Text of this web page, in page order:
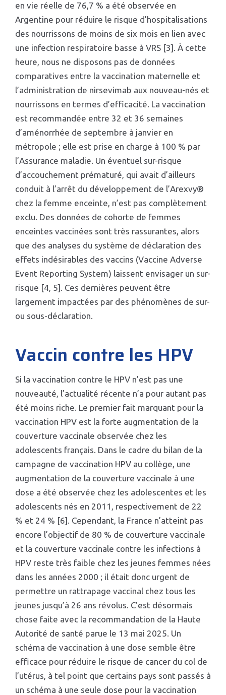
en vie réelle de 76,7 % a été observée en
Argentine pour réduire le risque d’hospitalisations
des nourrissons de moins de six mois en lien avec
une infection respiratoire basse à VRS [3]. À cette
heure, nous ne disposons pas de données
comparatives entre la vaccination maternelle et
l’administration de nirsevimab aux nouveau-nés et
nourrissons en termes d’efficacité. La vaccination
est recommandée entre 32 et 36 semaines
d’aménorrhée de septembre à janvier en
métropole ; elle est prise en charge à 100 % par
l’Assurance maladie. Un éventuel sur-risque
d’accouchement prématuré, qui avait d’ailleurs
conduit à l’arrêt du développement de l’Arexvy®
chez la femme enceinte, n’est pas complètement
exclu. Des données de cohorte de femmes
enceintes vaccinées sont très rassurantes, alors
que des analyses du système de déclaration des
effets indésirables des vaccins (Vaccine Adverse
Event Reporting System) laissent envisager un sur-
risque [4, 5]. Ces dernières peuvent être
largement impactées par des phénomènes de sur-
ou sous-déclaration.
Vaccin contre les HPV
Si la vaccination contre le HPV n’est pas une
nouveauté, l’actualité récente n’a pour autant pas
été moins riche. Le premier fait marquant pour la
vaccination HPV est la forte augmentation de la
couverture vaccinale observée chez les
adolescents français. Dans le cadre du bilan de la
campagne de vaccination HPV au collège, une
augmentation de la couverture vaccinale à une
dose a été observée chez les adolescentes et les
adolescents nés en 2011, respectivement de 22
% et 24 % [6]. Cependant, la France n’atteint pas
encore l’objectif de 80 % de couverture vaccinale
et la couverture vaccinale contre les infections à
HPV reste très faible chez les jeunes femmes nées
dans les années 2000 ; il était donc urgent de
permettre un rattrapage vaccinal chez tous les
jeunes jusqu’à 26 ans révolus. C’est désormais
chose faite avec la recommandation de la Haute
Autorité de santé parue le 13 mai 2025. Un
schéma de vaccination à une dose semble être
efficace pour réduire le risque de cancer du col de
l’utérus, à tel point que certains pays sont passés à
un schéma à une seule dose pour la vaccination